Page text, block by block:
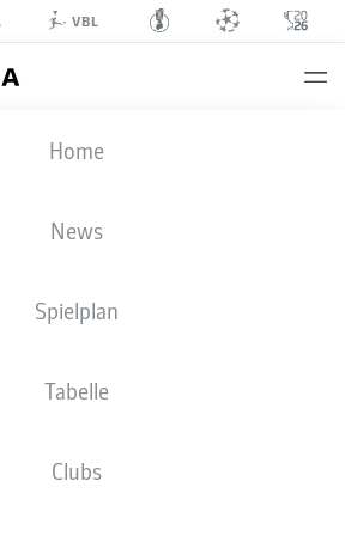
VBL
Home
News
Spielplan
Tabelle
Clubs